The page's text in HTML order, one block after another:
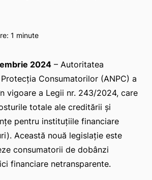
1 minute
2024 – Autoritatea
Consumatorilor (ANPC) a
vigoare a Legii nr. 243/2024, care
totale ale creditării și
pentru instituțiile financiare
Această nouă legislație este
consumatorii de dobânzi
financiare netransparente.